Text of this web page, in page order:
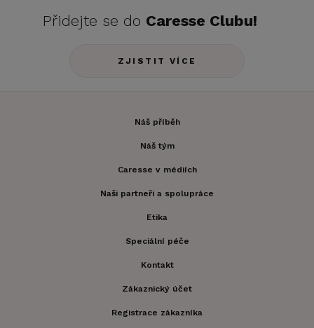
Přidejte se do Caresse Clubu!
ZJISTIT VÍCE
Náš příběh
Náš tým
Caresse v médiích
Naši partneři a spolupráce
Etika
Speciální péče
Kontakt
Zákaznický účet
Registrace zákazníka